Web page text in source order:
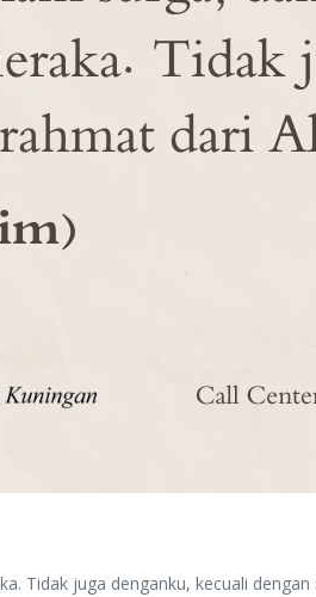
Tidak juga denganku, kecuali dengan